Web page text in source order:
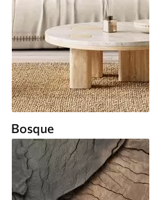
Bosque